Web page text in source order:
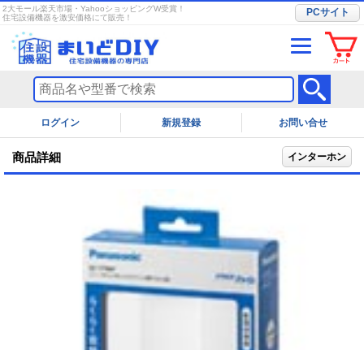
2大モール楽天市場・YahooショッピングW受賞！
住宅設備機器を激安価格にて販売！
PCサイト
ログイン お問い合せ
商品詳細 インターホン